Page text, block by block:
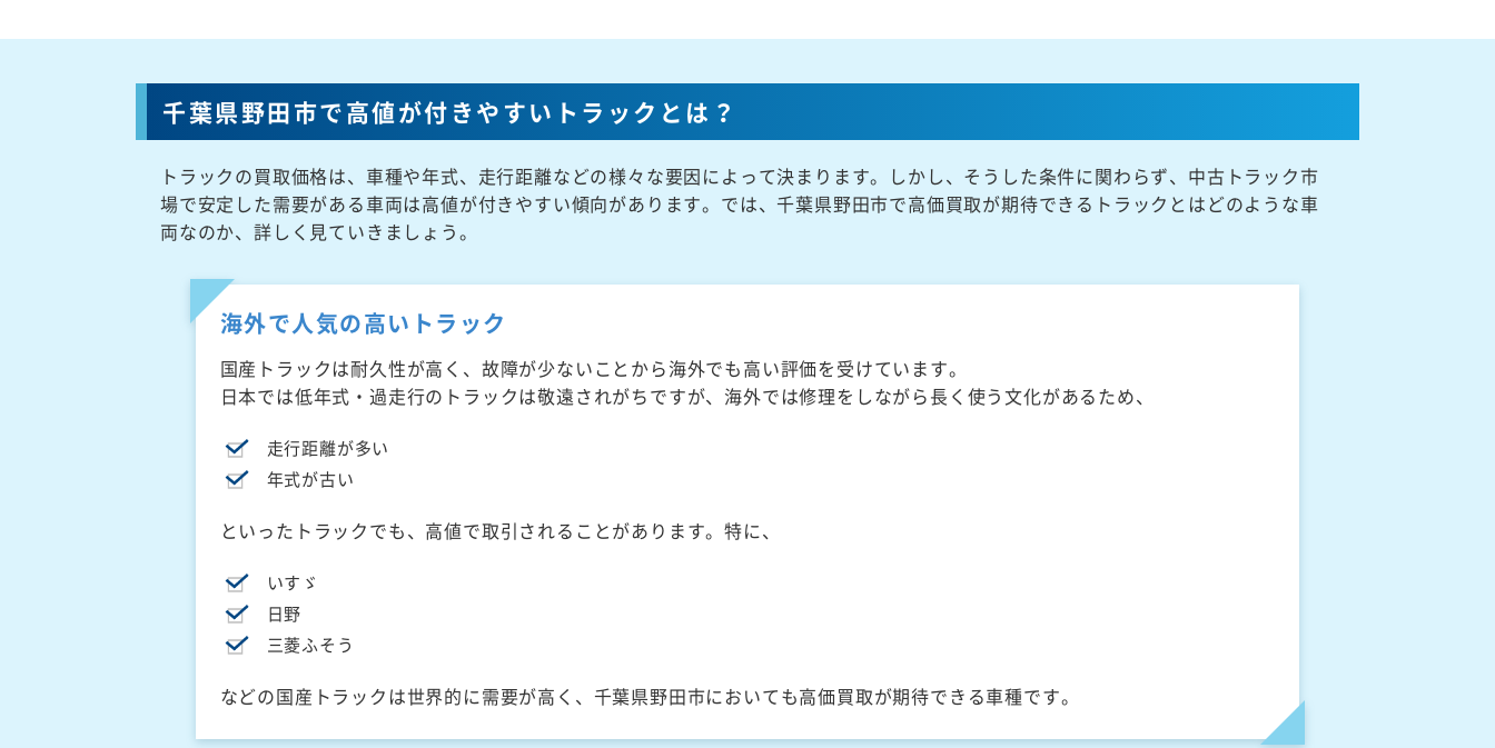
千葉県野田市で高値が付きやすいトラックとは？
トラックの買取価格は、車種や年式、走行距離などの様々な要因によって決まります。しかし、そうした条件に関わらず、中古トラック市
場で安定した需要がある車両は高値が付きやすい傾向があります。では、千葉県野田市で高価買取が期待できるトラックとはどのような車
両なのか、詳しく見ていきましょう。
海外で人気の高いトラック
国産トラックは耐久性が高く、故障が少ないことから海外でも高い評価を受けています。
日本では低年式・過走行のトラックは敬遠されがちですが、海外では修理をしながら長く使う文化があるため、
走行距離が多い
年式が古い
といったトラックでも、高値で取引されることがあります。特に、
いすゞ
日野
三菱ふそう
などの国産トラックは世界的に需要が高く、千葉県野田市においても高価買取が期待できる車種です。